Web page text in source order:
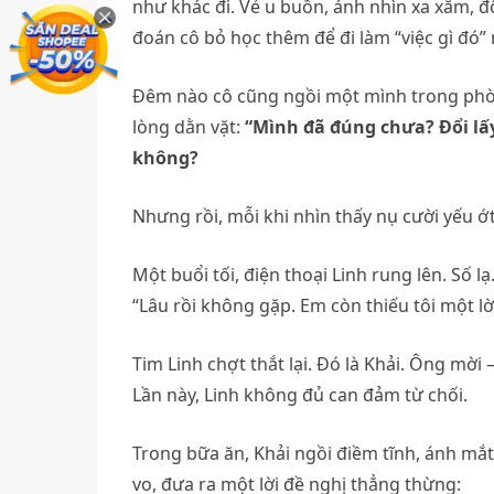
như khác đi. Vẻ u buồn, ánh nhìn xa xăm,
đoán cô bỏ học thêm để đi làm “việc gì
Đêm nào cô cũng ngồi một mình trong
lòng dằn vặt: “Mình đã đúng chưa? Đổi
không?
Nhưng rồi, mỗi khi nhìn thấy nụ cười yếu
Một buổi tối, điện thoại Linh rung lên. Số
“Lâu rồi không gặp. Em còn thiếu tôi một
Tim Linh chợt thắt lại. Đó là Khải. Ông mời
Lần này, Linh không đủ can đảm từ chối.
Trong bữa ăn, Khải ngồi điềm tĩnh, ánh
vo, đưa ra một lời đề nghị thẳng thừng: